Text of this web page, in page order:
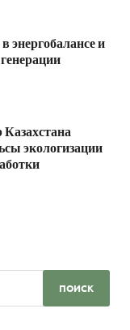
энергобалансе и
экологизации